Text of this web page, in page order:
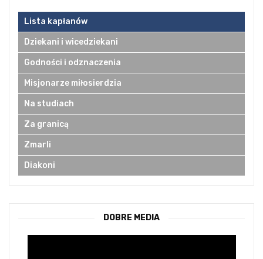
Lista kapłanów
Dziekani i wicedziekani
Godności i odznaczenia
Misjonarze miłosierdzia
Na studiach
Za granicą
Zmarli
Diakoni
DOBRE MEDIA